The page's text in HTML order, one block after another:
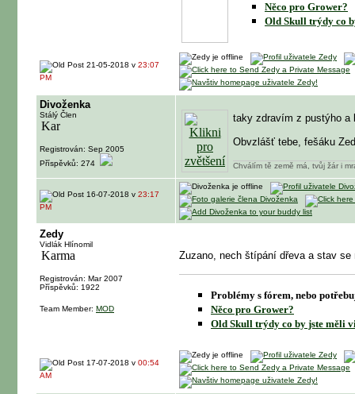
Něco pro Grower?
Old Skull trýdy co
21-05-2018 v 23:07
PM
Divoženka
Stálý Člen
Registrován: Sep 2005
Příspěvků: 274
taky zdravím z pustýho a
Obvzlášť tebe, fešáku
Chválím tě země má, tvůj žár i
16-07-2018 v 23:17
PM
Zedy
Vidlák Hlínomil
Registrován: Mar 2007
Příspěvků: 1922
Team Member: MOD
Zuzano, nech štípání dřeva a stav
Problémy s fórem, nebo
Něco pro Grower?
Old Skull trýdy co by jste měli
17-07-2018 v 00:54
AM